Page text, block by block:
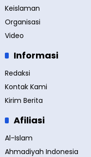
Keislaman
Organisasi
Video
Informasi
Redaksi
Kontak Kami
Kirim Berita
Afiliasi
Al-Islam
Ahmadiyah Indonesia